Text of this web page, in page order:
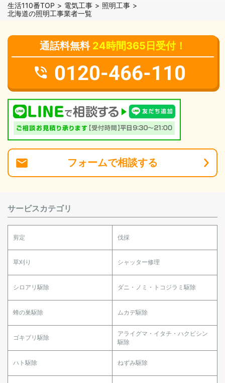
生活110番TOP 電気工事
照明工事
北海道の照明工事業者一覧
通話料無料 24時間365日受付！
0120-466-110
フォームで相談する
サービスカテゴリ
剪定 伐採
草刈り シャッター修理
シロアリ駆除 ダニ・ノミ・トコジラミ駆除
蜂の巣駆除 ムカデ駆除
ゴキブリ駆除
アライグマ・イタチ・ハクビシン
駆除
ハト駆除 ねずみ駆除